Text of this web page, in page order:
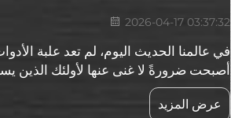
2026-04-17 03:37:32
في عالمنا الحديث اليوم، لم تعد علبة
أصبحت ضرورةً لا غنى عنها لأولئك الذين
جملةً، من المهم أن تكون على دراية بأحدث
عرض المزيد